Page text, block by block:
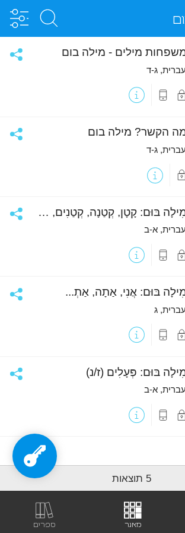
מילים - מילה בום
עברית, ג-ד
פריט
מותאם
שתף
הקשר? מילה בום
עברית, ג-ד
שתף
מִילָה בּוּם: קָטָן, קְטַנָה, קְטַנִים, קְטַנוֹת.
עברית, א-ב
פריט
מותאם
שתף
בּוּם: אֲנִי, אַתָה, אַתְ...
עברית, ג
פריט
מותאם
שתף
בּוּם: פְּעָלִים (ז/נ)
עברית, א-ב
פריט
מותאם
שתף
5 תוצאות
מאגר ספרים